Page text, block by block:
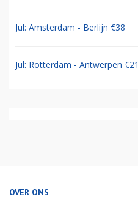
Jul: Amsterdam - Berlijn €38
Jul: Rotterdam - Antwerpen €21
OVER ONS